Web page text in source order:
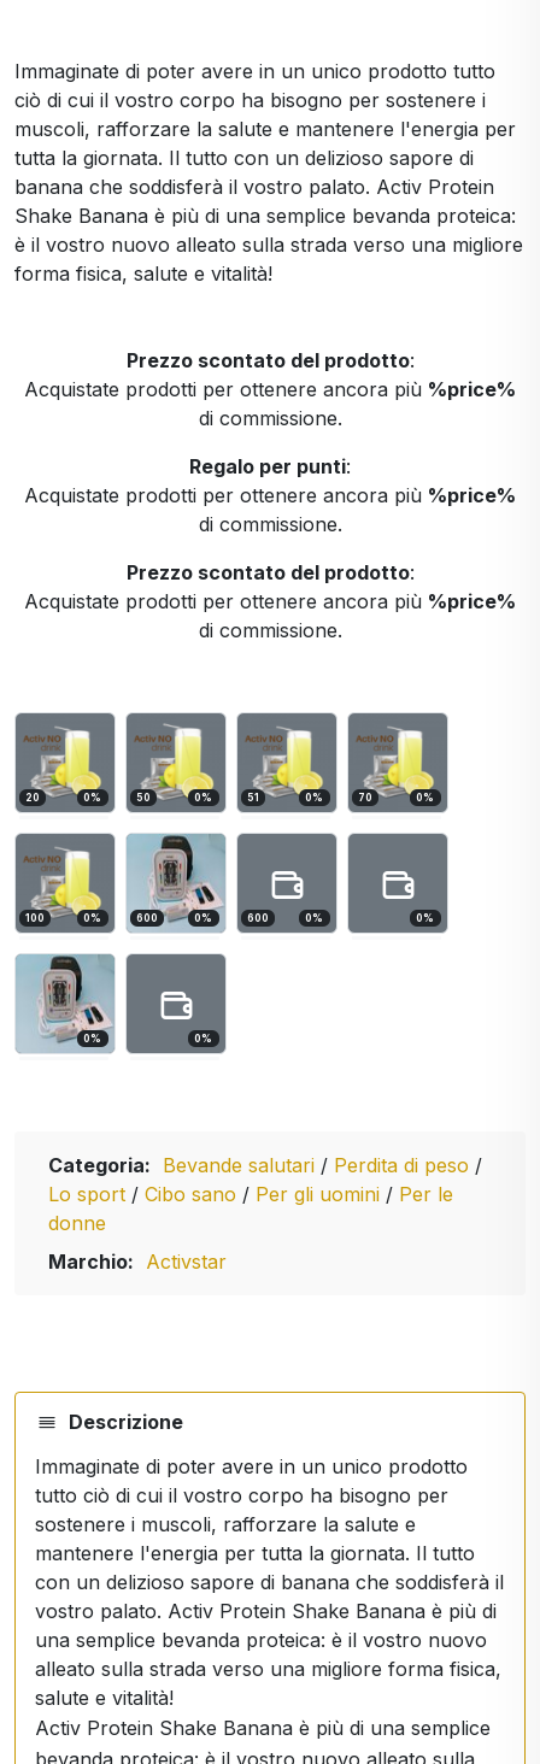
Immaginate di poter avere in un unico prodotto tutto
ciò di cui il vostro corpo ha bisogno per sostenere i
muscoli, rafforzare la salute e mantenere l'energia per
tutta la giornata. Il tutto con un delizioso sapore di
banana che soddisferà il vostro palato. Activ Protein
Shake Banana è più di una semplice bevanda proteica:
è il vostro nuovo alleato sulla strada verso una migliore
forma fisica, salute e vitalità!
Prezzo scontato del prodotto:
Acquistate prodotti per ottenere ancora più %price%
di commissione.
Regalo per punti:
Acquistate prodotti per ottenere ancora più %price%
di commissione.
Prezzo scontato del prodotto:
Acquistate prodotti per ottenere ancora più %price%
di commissione.
20 0% 50 0% 51 0% 70 0%
100 0% 600 0% 600 0% 0%
0% 0%
Categoria: Bevande salutari / Perdita di peso /
Lo sport / Cibo sano / Per gli uomini / Per le
donne
Marchio: Activstar
Descrizione
Immaginate di poter avere in un unico prodotto
tutto ciò di cui il vostro corpo ha bisogno per
sostenere i muscoli, rafforzare la salute e
mantenere l'energia per tutta la giornata. Il tutto
con un delizioso sapore di banana che soddisferà il
vostro palato. Activ Protein Shake Banana è più di
una semplice bevanda proteica: è il vostro nuovo
alleato sulla strada verso una migliore forma fisica,
salute e vitalità!
Activ Protein Shake Banana è più di una semplice
bevanda proteica: è il vostro nuovo alleato sulla